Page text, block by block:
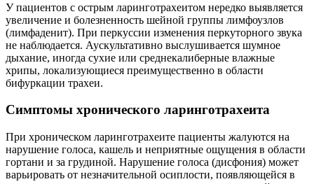
У пациентов с острым ларинготрахеитом нередко выявляется
увеличение и болезненность шейной группы лимфоузлов
(лимфаденит). При перкуссии изменения перкуторного звука
не наблюдается. Аускультативно выслушивается шумное
дыхание, иногда сухие или среднекалиберные влажные
хрипы, локализующиеся преимущественно в области
бифуркации трахеи.
Симптомы хронического ларинготрахеита
При хроническом ларинготрахеите пациенты жалуются на
нарушение голоса, кашель и неприятные ощущения в области
гортани и за грудиной. Нарушение голоса (дисфония) может
варьировать от незначительной осиплости, появляющейся в